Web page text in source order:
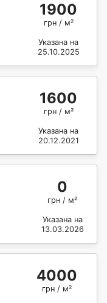
1900
грн / м²
Указана на
25.10.2025
1600
грн / м²
Указана на
20.12.2021
0
грн / м²
Указана на
13.03.2026
4000
грн / м²